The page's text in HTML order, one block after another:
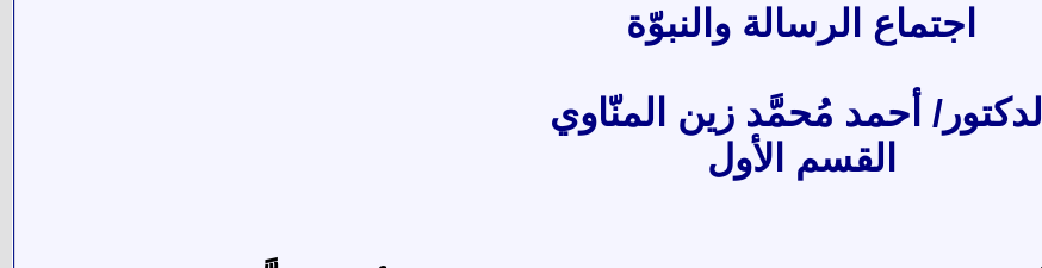
اجتماع الرسالة والنبوّة
الدكتور/ أحمد مُحمَّد زين المنّاوي
القسم الأول